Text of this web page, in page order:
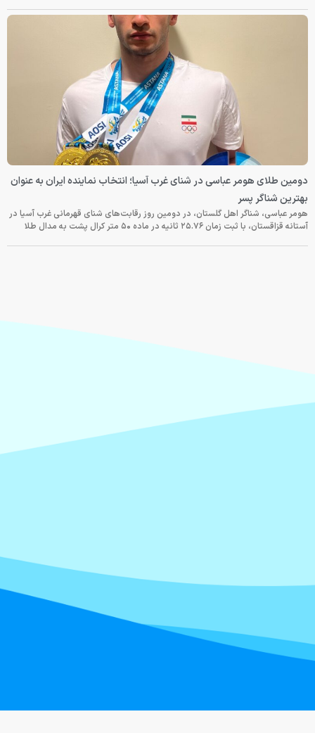
دومین طلای هومر عباسی در شنای غرب آسیا؛ انتخاب نماینده ایران به عنوان
بهترین شناگر پسر
هومر عباسی، شناگر اهل گلستان، در دومین روز رقابت‌های شنای قهرمانی غرب آسیا در
آستانه قزاقستان، با ثبت زمان ۲۵.۷۶ ثانیه در ماده ۵۰ متر کرال پشت به مدال طلا